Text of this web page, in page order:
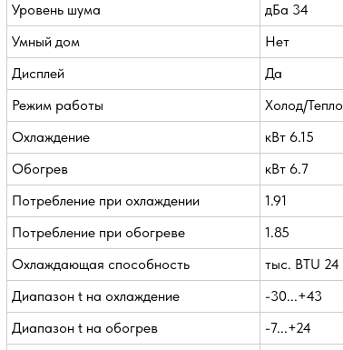
Уровень шума
дБа 34
Умный дом
Нет
Дисплей
Да
Режим работы
Холод/Тепло
Охлаждение
кВт 6.15
Обогрев
кВт 6.7
Потребление при охлаждении
1.91
Потребление при обогреве
1.85
Охлаждающая способность
тыс. BTU 24
Диапазон t на охлаждение
-30...+43
Диапазон t на обогрев
-7...+24